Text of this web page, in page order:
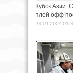
Кубок Азии:
плей-офф
23.01.2024